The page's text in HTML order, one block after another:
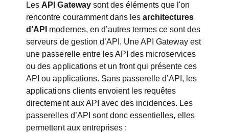
Les API Gatewaysont des éléments que l'on
rencontre couramment dans les architectures
d’API modernes, en d’autres termes ce sont des
serveurs de gestion d’API. Une API Gateway est
une passerelle entre les API des microservices
ou des applications et un front qui présente ces
API ou applications. Sans passerelle d’API, les
applications clients envoient les requêtes
directement aux API avec des incidences. Les
passerelles d’API sont donc essentielles, elles
permettent aux entreprises :